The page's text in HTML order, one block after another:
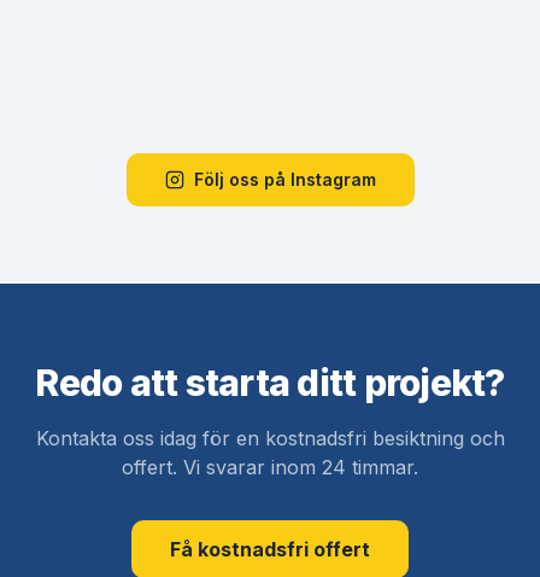
Följ oss på Instagram
Redo att starta ditt projekt?
Kontakta oss idag för en kostnadsfri besiktning och
offert. Vi svarar inom 24 timmar.
Få kostnadsfri offert